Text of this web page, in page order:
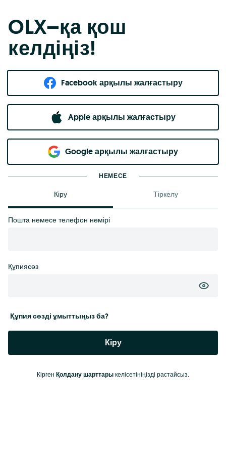
OLX–қа қош
келдіңіз!
Facebook арқылы жалғастыру
Apple арқылы жалғастыру
Google арқылы жалғастыру
НЕМЕСЕ
Кіру Тіркелу
Пошта немесе телефон нөмірі
Құпиясөз
Құпия сөзді ұмыттыңыз ба?
Кіру
Кірген Қолдану шарттары келісетініңізді растайсыз.